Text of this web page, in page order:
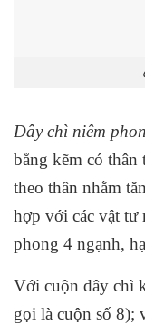
Dây chì niêm
bằng kẽm có
theo thân nhằm
hợp với các vật tư
phong 4 ngạnh,
Với cuộn dây chì
gọi là cuộn số 8);